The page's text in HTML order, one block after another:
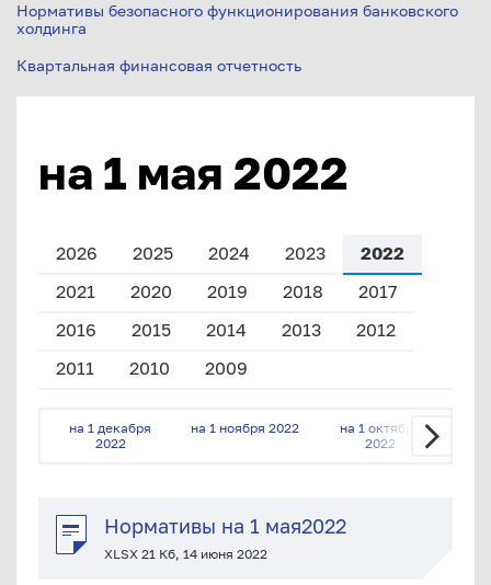
Нормативы безопасного функционирования банковского
холдинга
Квартальная финансовая отчетность
на 1 мая 2022
2026 2025 2024 2023
2022
2021
2020 2019 2018
2017
2016
2015 2014 2013
2012
2011
2010 2009
на 1 декабря
2022
на 1 ноября 2022
на 1 октября
2022
Нормативы на 1 мая2022
XLSX 21 Кб, 14 июня 2022